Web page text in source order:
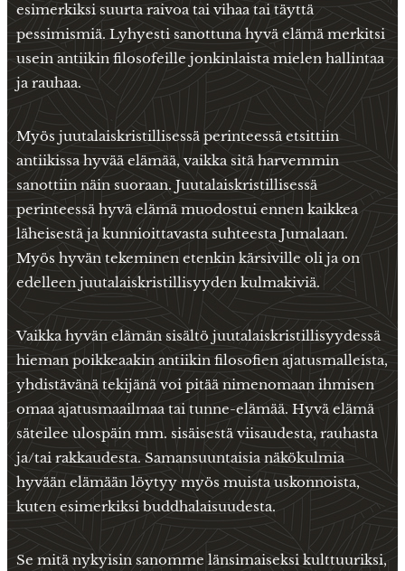
esimerkiksi suurta raivoa tai vihaa tai täyttä
pessimismiä. Lyhyesti sanottuna hyvä elämä merkitsi
usein antiikin filosofeille jonkinlaista mielen hallintaa
ja rauhaa.
Myös juutalaiskristillisessä perinteessä etsittiin
antiikissa hyvää elämää, vaikka sitä harvemmin
sanottiin näin suoraan. Juutalaiskristillisessä
perinteessä hyvä elämä muodostui ennen kaikkea
läheisestä ja kunnioittavasta suhteesta Jumalaan.
Myös hyvän tekeminen etenkin kärsiville oli ja on
edelleen juutalaiskristillisyyden kulmakiviä.
Vaikka hyvän elämän sisältö juutalaiskristillisyydessä
hieman poikkeaakin antiikin filosofien ajatusmalleista,
yhdistävänä tekijänä voi pitää nimenomaan ihmisen
omaa ajatusmaailmaa tai tunne-elämää. Hyvä elämä
säteilee ulospäin mm. sisäisestä viisaudesta, rauhasta
ja/tai rakkaudesta. Samansuuntaisia näkökulmia
hyvään elämään löytyy myös muista uskonnoista,
kuten esimerkiksi buddhalaisuudesta.
Se mitä nykyisin sanomme länsimaiseksi kulttuuriksi,